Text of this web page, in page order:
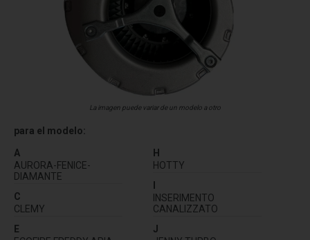
La imagen puede variar de un modelo a otro
para el modelo:
A
AURORA-FENICE-
DIAMANTE
C
CLEMY
E
H
HOTTY
INSERIMENTO
CANALIZZATO
J